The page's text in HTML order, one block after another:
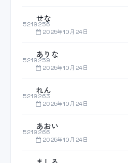
5219256
せな
2025年10月24日
5219259
ありな
2025年10月24日
5219263
れん
2025年10月24日
5219266
あおい
2025年10月24日